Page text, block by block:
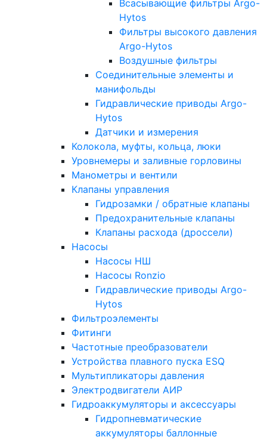
Всасывающие фильтры Argo-
Hytos
Фильтры высокого давления
Argo-Hytos
Воздушные фильтры
Соединительные элементы и
манифольды
Гидравлические приводы Argo-
Hytos
Датчики и измерения
Колокола, муфты, кольца, люки
Уровнемеры и заливные горловины
Манометры и вентили
Клапаны управления
Гидрозамки / обратные клапаны
Предохранительные клапаны
Клапаны расхода (дроссели)
Насосы
Насосы НШ
Насосы Ronzio
Гидравлические приводы Argo-
Hytos
Фильтроэлементы
Фитинги
Частотные преобразователи
Устройства плавного пуска ESQ
Мультипликаторы давления
Электродвигатели АИР
Гидроаккумуляторы и аксессуары
Гидропневматические
аккумуляторы баллонные